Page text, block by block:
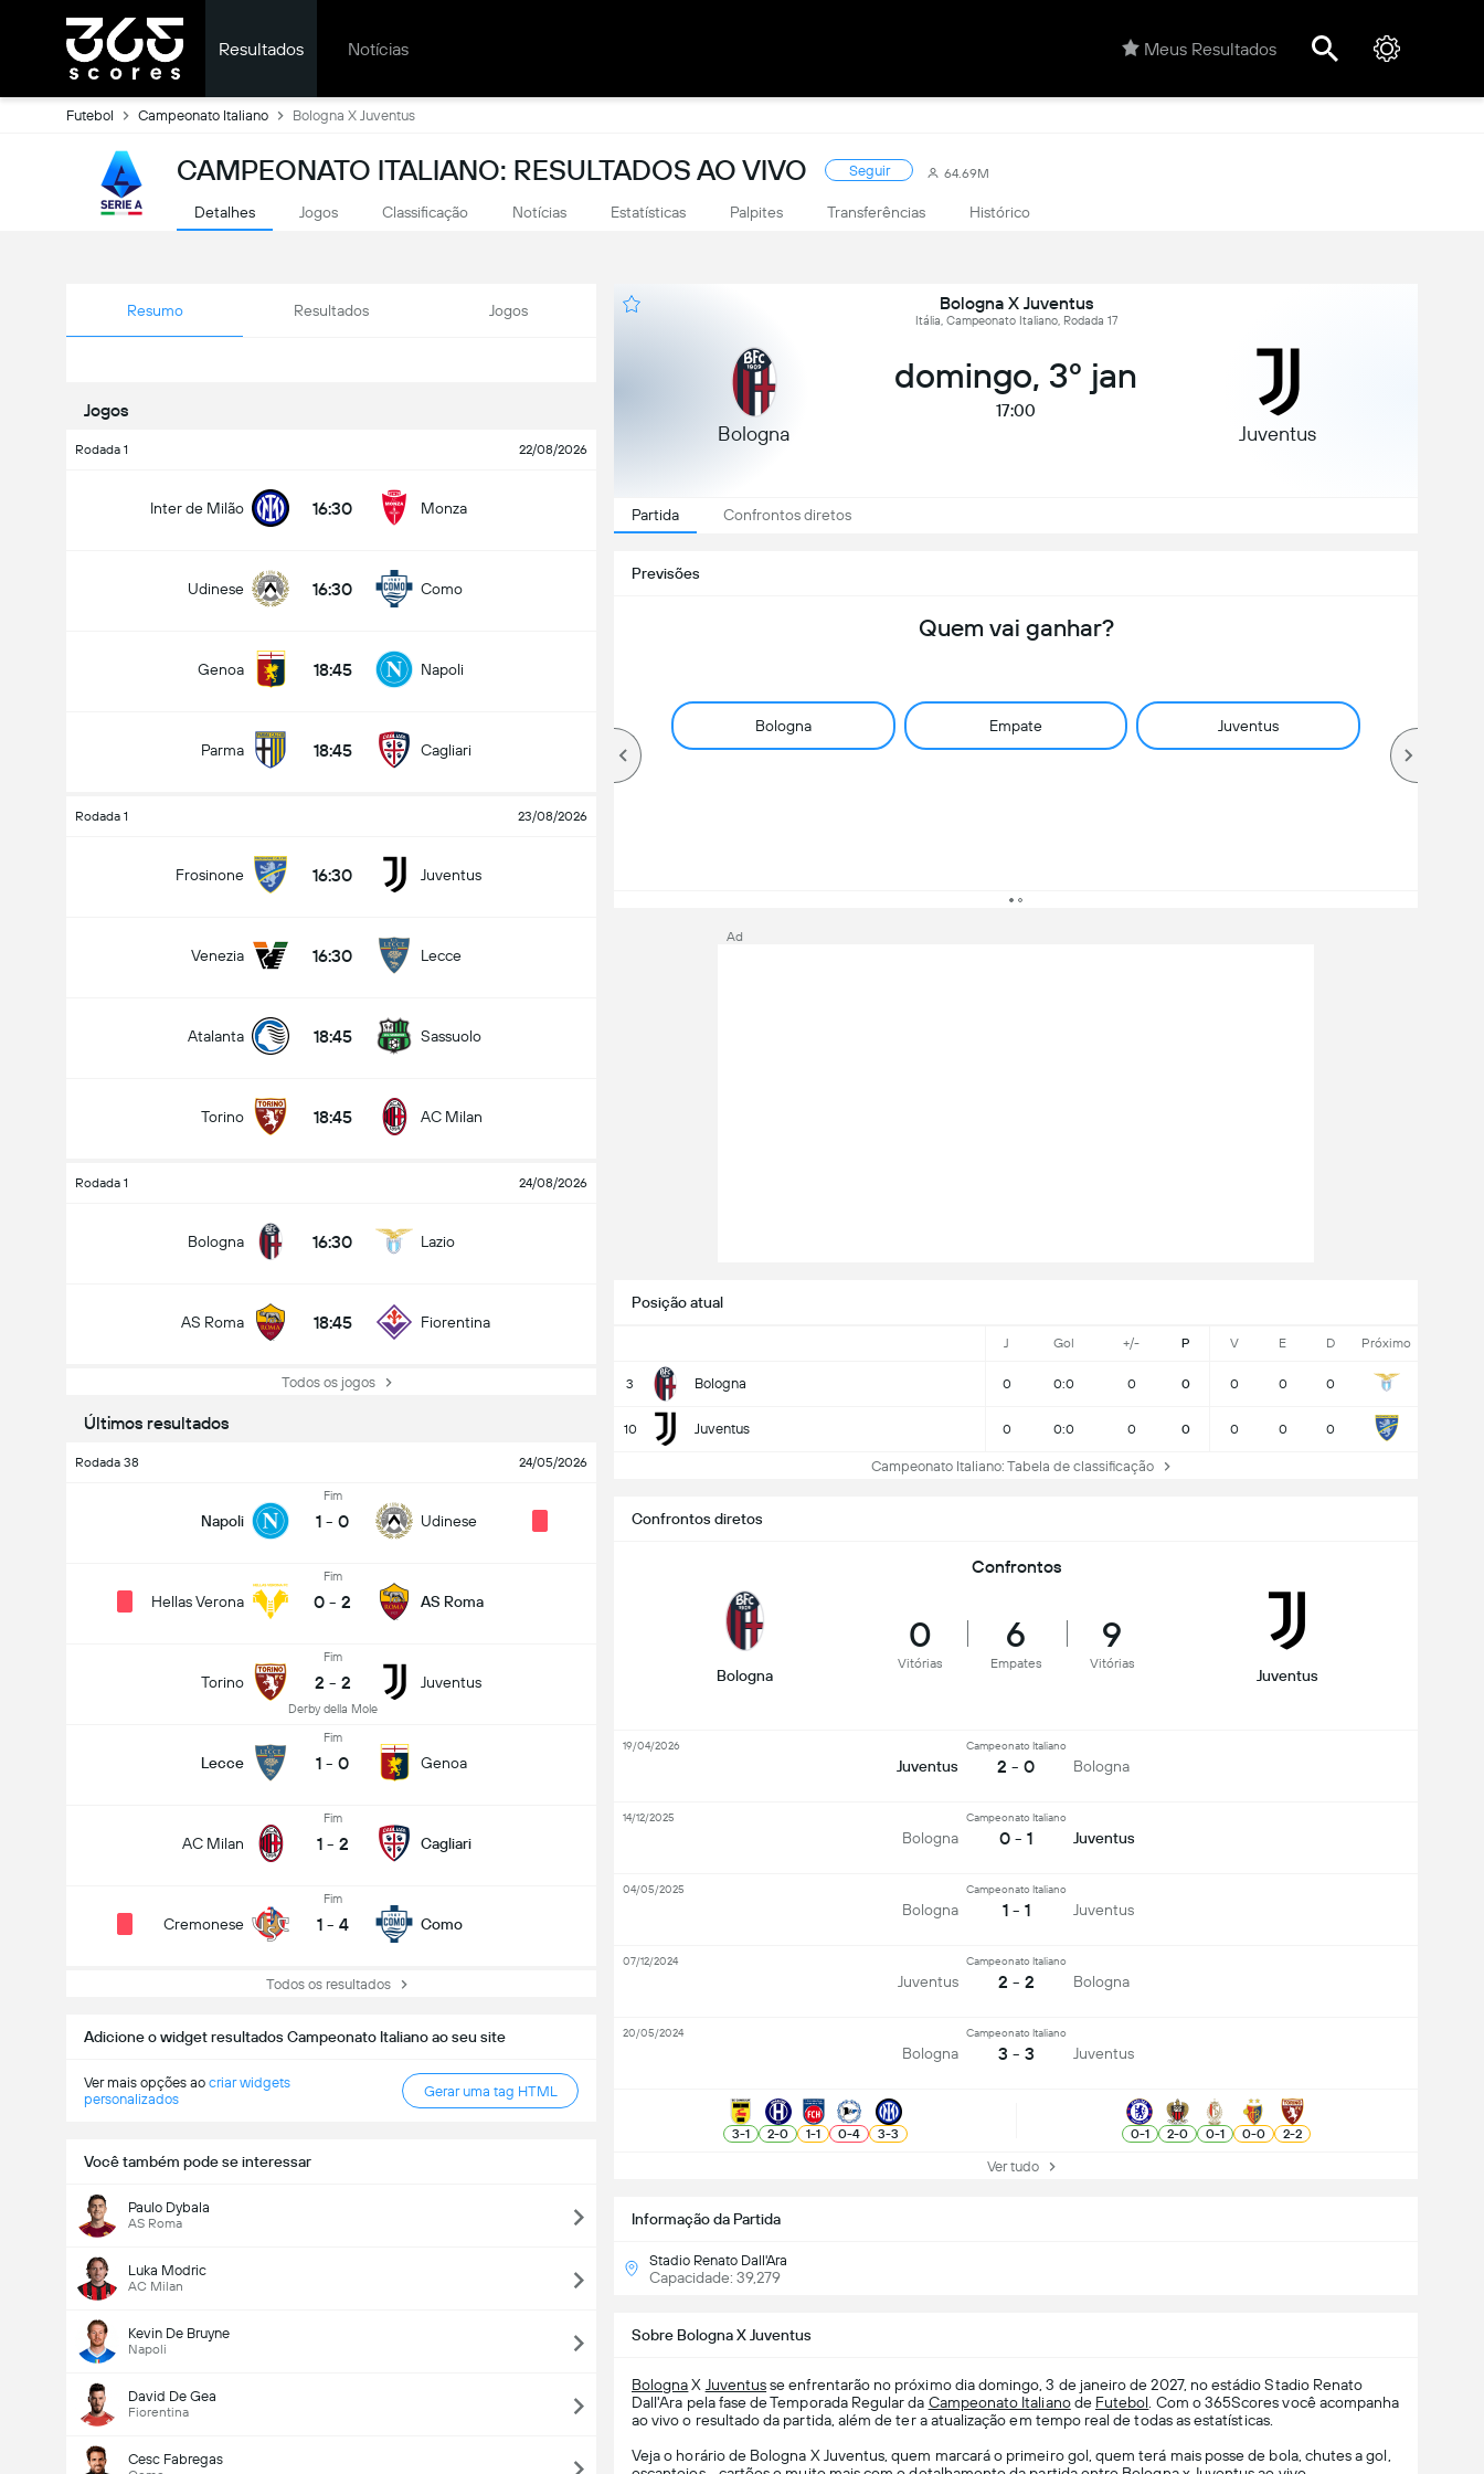
Resultados Notícias Meus Resultados
Futebol Campeonato Italiano Bologna X Juventus
CAMPEONATO ITALIANO: RESULTADOS AO VIVO Seguir 64.69M
Detalhes Jogos Classificação Notícias Estatísticas Palpites Transferências Histórico
Resumo Resultados Jogos
Jogos
Rodada 1 22/08/2026
Inter de Milão 16:30 Monza
Udinese 16:30 Como
Genoa 18:45 Napoli
Parma 18:45 Cagliari
Rodada 1 23/08/2026
Frosinone 16:30 Juventus
Venezia 16:30 Lecce
Atalanta 18:45 Sassuolo
Torino 18:45 AC Milan
Rodada 1 24/08/2026
Bologna 16:30 Lazio
AS Roma 18:45 Fiorentina
Todos os jogos
Últimos resultados
Rodada 38 24/05/2026
Napoli
Fim
1 - 0 Udinese
Hellas Verona
Fim
0 - 2 AS Roma
Torino
Fim
2 - 2
Derby della Mole
Juventus
Lecce
Fim
1 - 0 Genoa
AC Milan
Fim
1 - 2 Cagliari
Cremonese
Fim
1 - 4 Como
Todos os resultados
Adicione o widget resultados Campeonato Italiano ao seu site
Ver mais opções ao criar widgets
personalizados
Gerar uma tag HTML
Você também pode se interessar
Paulo Dybala
AS Roma
Luka Modric
AC Milan
Kevin De Bruyne
Napoli
David De Gea
Fiorentina
Cesc Fabregas
Bologna X Juventus
Itália, Campeonato Italiano, Rodada 17
Bologna
domingo, 3º jan
17:00
Juventus
Partida Confrontos diretos
Previsões
Quem vai ganhar?
Bologna Empate Juventus
Posição atual
J Gol +/- P V E D Próximo
3 Bologna 0 0:0 0 0 0 0 0
10 Juventus 0 0:0 0 0 0 0 0
Campeonato Italiano: Tabela de classificação
Informação da Partida
Stadio Renato Dall'Ara
Capacidade: 39,279
Confrontos diretos
Confrontos
Bologna
0
Vitórias
6
Empates
9
Vitórias
Juventus
Juventus
Campeonato Italiano
2 - 0 Bologna
19/04/2026
Bologna
Campeonato Italiano
0 - 1 Juventus
14/12/2025
Bologna
Campeonato Italiano
1 - 1 Juventus
04/05/2025
Juventus
Campeonato Italiano
2 - 2 Bologna
07/12/2024
Bologna
Campeonato Italiano
3 - 3 Juventus
20/05/2024
3-1 2-0 1-1 0-4 3-3 0-1 2-0 0-1 0-0 2-2
Ver tudo
Ad
Sobre Bologna X Juventus
BolognaX Juventusse enfrentarão no próximo dia domingo, 3 de janeiro de 2027, no estádio Stadio Renato
Dall'Ara pela fase de Temporada Regular da Campeonato Italianode Futebol . Com o 365Scores você acompanha
ao vivo o resultado da partida, além de ter a atualização em tempo real de todas as estatísticas.
Veja o horário de Bologna X Juventus, quem marcará o primeiro gol, quem terá mais posse de bola, chutes a gol,